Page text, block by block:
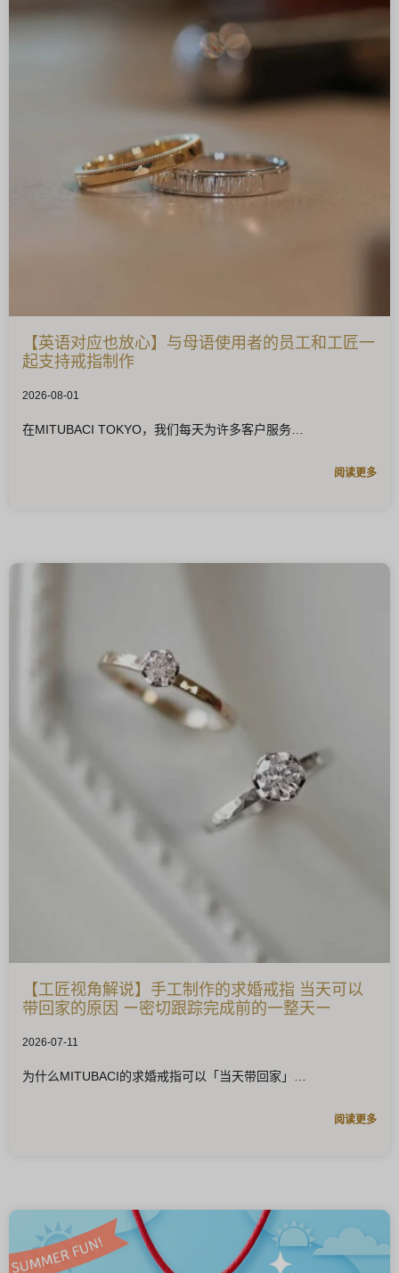
【英语对应也放心】与母语使用者的员工和工匠一
起支持戒指制作
2026-08-01
在MITUBACI TOKYO，我们每天为许多客户服务
阅读更多
【工匠视角解说】手工制作的求婚戒指 当天可以
带回家的原因 ー密切跟踪完成前的一整天ー
2026-07-11
为什么MITUBACI的求婚戒指可以「当天带回家」
阅读更多